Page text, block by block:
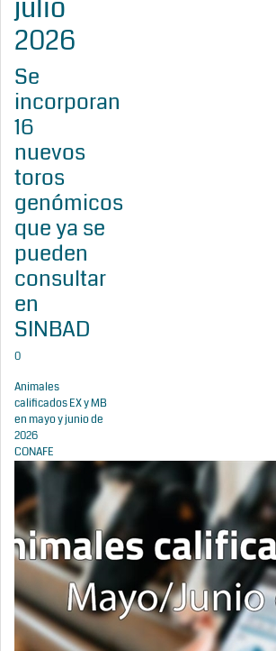
julio
2026
Se
incorporan
16
nuevos
toros
genómicos
que ya se
pueden
consultar
en
SINBAD
0
Animales
calificados EX y MB
en mayo y junio de
2026
CONAFE